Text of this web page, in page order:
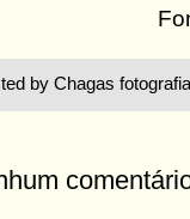
by Chagas